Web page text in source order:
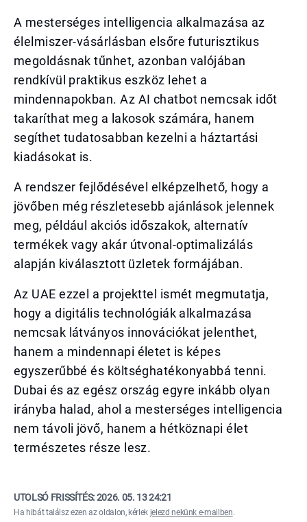
A mesterséges intelligencia alkalmazása az
élelmiszer-vásárlásban elsőre futurisztikus
megoldásnak tűnhet, azonban valójában
rendkívül praktikus eszköz lehet a
mindennapokban. Az AI chatbot nemcsak időt
takaríthat meg a lakosok számára, hanem
segíthet tudatosabban kezelni a háztartási
kiadásokat is.
A rendszer fejlődésével elképzelhető, hogy a
jövőben még részletesebb ajánlások jelennek
meg, például akciós időszakok, alternatív
termékek vagy akár útvonal-optimalizálás
alapján kiválasztott üzletek formájában.
Az UAE ezzel a projekttel ismét megmutatja,
hogy a digitális technológiák alkalmazása
nemcsak látványos innovációkat jelenthet,
hanem a mindennapi életet is képes
egyszerűbbé és költséghatékonyabbá tenni.
Dubai és az egész ország egyre inkább olyan
irányba halad, ahol a mesterséges intelligencia
nem távoli jövő, hanem a hétköznapi élet
természetes része lesz.
UTOLSÓ FRISSÍTÉS:2026. 05. 13 24:21
Ha hibát találsz ezen az oldalon, kérlek jelezd nekünk e-mailben.